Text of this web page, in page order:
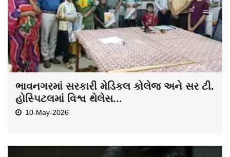
ભાવનગરમાં સરકારી મેડિકલ કોલેજ અને સર ટી.
હોસ્પિટલમાં વિશ્વ થેલેસ...
10-May-2026